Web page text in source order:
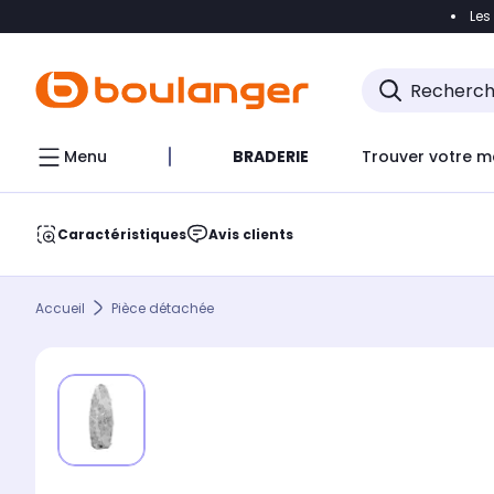
Accéder
Menu BRADERIE Trouver votre
Caractéristiques Avis clients
Accueil Pièce détachée